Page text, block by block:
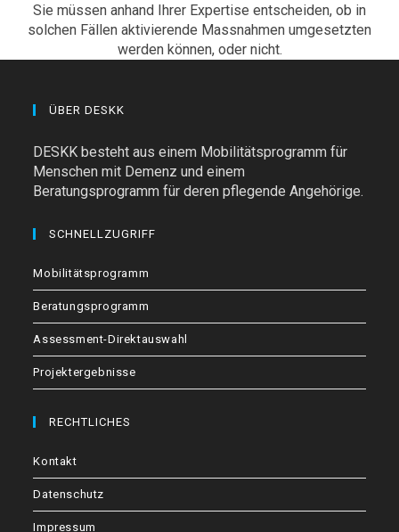
Sie müssen anhand Ihrer Expertise entscheiden, ob in
solchen Fällen aktivierende Massnahmen umgesetzten
werden können, oder nicht.
ÜBER DESKK
DESKK besteht aus einem Mobilitätsprogramm für
Menschen mit Demenz und einem
Beratungsprogramm für deren pflegende Angehörige.
SCHNELLZUGRIFF
Mobilitätsprogramm
Beratungsprogramm
Assessment-Direktauswahl
Projektergebnisse
RECHTLICHES
Kontakt
Datenschutz
Impressum